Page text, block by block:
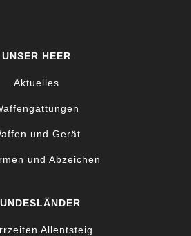
UNSER HEER
Aktuelles
und Gerät
und Abzeichen
Allentsteig